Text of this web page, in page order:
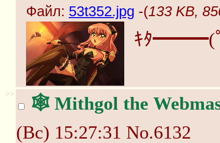
Файл: 53t352.jpg -(133 KB,
ｷﾀ
>>
🕸️ Mithgol the
(Вс) 15:27:31 No.6132